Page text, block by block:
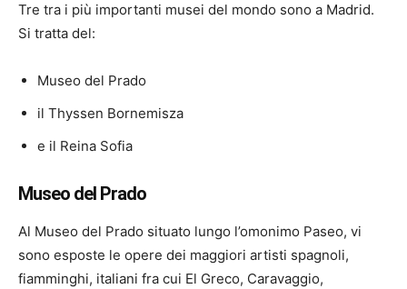
Tre tra i più importanti musei del mondo sono a Madrid.
Si tratta del:
Museo del Prado
il Thyssen Bornemisza
e il Reina Sofia
Museo del Prado
Al Museo del Prado situato lungo l’omonimo Paseo, vi
sono esposte le opere dei maggiori artisti spagnoli,
fiamminghi, italiani fra cui El Greco, Caravaggio,